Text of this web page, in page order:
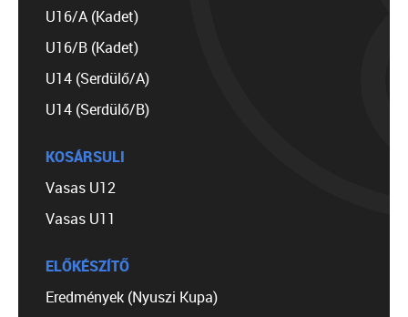
U16/A (Kadet)
U16/B (Kadet)
U14 (Serdülő/A)
U14 (Serdülő/B)
KOSÁRSULI
Vasas U12
Vasas U11
ELŐKÉSZÍTŐ
Eredmények (Nyuszi Kupa)